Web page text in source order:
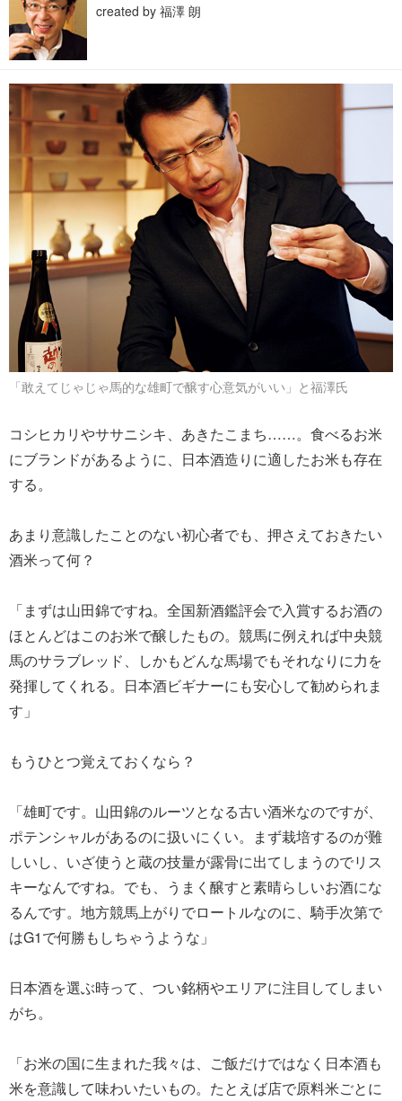
created by 福澤 朗
「敢えてじゃじゃ馬的な雄町で醸す心意気がいい」と福澤氏
コシヒカリやササニシキ、あきたこまち……。食べるお米
にブランドがあるように、日本酒造りに適したお米も存在
する。
あまり意識したことのない初心者でも、押さえておきたい
酒米って何？
「まずは山田錦ですね。全国新酒鑑評会で入賞するお酒の
ほとんどはこのお米で醸したもの。競馬に例えれば中央競
馬のサラブレッド、しかもどんな馬場でもそれなりに力を
発揮してくれる。日本酒ビギナーにも安心して勧められま
す」
もうひとつ覚えておくなら？
「雄町です。山田錦のルーツとなる古い酒米なのですが、
ポテンシャルがあるのに扱いにくい。まず栽培するのが難
しいし、いざ使うと蔵の技量が露骨に出てしまうのでリス
キーなんですね。でも、うまく醸すと素晴らしいお酒にな
るんです。地方競馬上がりでロートルなのに、騎手次第で
はG1で何勝もしちゃうような」
日本酒を選ぶ時って、つい銘柄やエリアに注目してしまい
がち。
「お米の国に生まれた我々は、ご飯だけではなく日本酒も
米を意識して味わいたいもの。たとえば店で原料米ごとに